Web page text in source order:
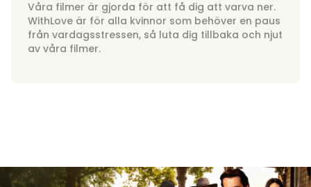
Våra filmer är gjorda för att få dig att varva ner.
WithLove är för alla kvinnor som behöver en paus
från vardagsstressen, så luta dig tillbaka och njut
av våra filmer.